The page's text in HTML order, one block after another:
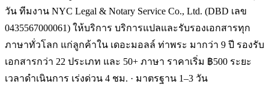
วัน ทีมงาน NYC Legal & Notary Service Co., Ltd. (DBD เลข
0435567000061) ให้บริการ บริการแปลและรับรองเอกสารทุก
ภาษาทั่วโลก แก่ลูกค้าใน เดอะมอลล์ ท่าพระ มากว่า 9 ปี รองรับ
เอกสารกว่า 22 ประเภท และ 50+ ภาษา ราคาเริ่ม ฿500 ระยะ
เวลาดำเนินการ เร่งด่วน 4 ชม. · มาตรฐาน 1–3 วัน